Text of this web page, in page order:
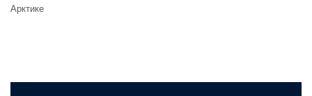
Арктике